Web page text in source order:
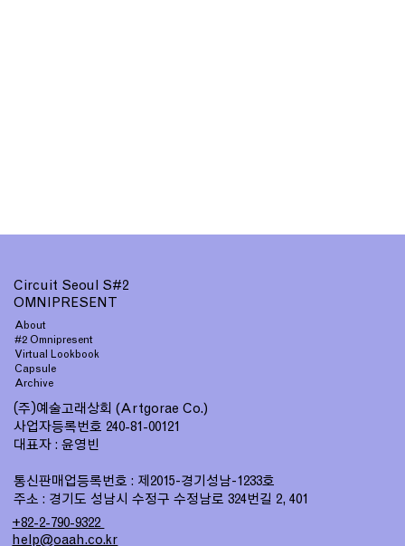
(주)예술고래상회 (Artgorae Co.)
사업자등록번호 240-81-00121
대표자 : 윤영빈
통신판매업등록번호 : 제2015-경기성남-1233호
주소 : 경기도 성남시 수정구 수정남로 324번길 2, 401
Circuit Seoul S#2
OMNIPRESENT
+82-2-790-9322
help@oaah.co.kr
About
#2 Omnipresent
Virtual Lookbook
Capsule
Archive